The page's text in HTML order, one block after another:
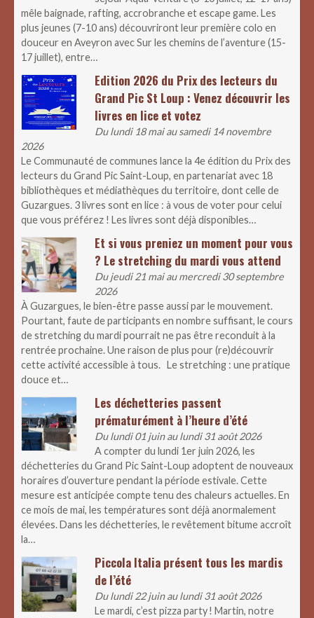
mêle baignade, rafting, accrobranche et escape game. Les
plus jeunes (7-10 ans) découvriront leur première colo en
douceur en Aveyron avec Sur les chemins de l’aventure (15-
17 juillet), entre…
Edition 2026 du Prix des lecteurs du
Grand Pic St Loup : Venez découvrir les
livres en lice et votez
Du lundi 18 mai au samedi 14 novembre
2026
Le Communauté de communes lance la 4e édition du Prix des
lecteurs du Grand Pic Saint-Loup, en partenariat avec 18
bibliothèques et médiathèques du territoire, dont celle de
Guzargues. 3 livres sont en lice : à vous de voter pour celui
que vous préférez ! Les livres sont déjà disponibles…
Et si vous preniez un moment pour vous
? Le stretching du mardi vous attend
Du jeudi 21 mai au mercredi 30 septembre
2026
À Guzargues, le bien-être passe aussi par le mouvement.
Pourtant, faute de participants en nombre suffisant, le cours
de stretching du mardi pourrait ne pas être reconduit à la
rentrée prochaine. Une raison de plus pour (re)découvrir
cette activité accessible à tous. Le stretching : une pratique
douce et…
Les déchetteries passent
prématurément à l’heure d’été
Du lundi 01 juin au lundi 31 août 2026
A compter du lundi 1er juin 2026, les
déchetteries du Grand Pic Saint-Loup adoptent de nouveaux
horaires d’ouverture pendant la période estivale. Cette
mesure est anticipée compte tenu des chaleurs actuelles. En
ce mois de mai, les températures sont déjà anormalement
élevées. Dans les déchetteries, le revêtement bitume accroît
la…
Piccola Italia présent tous les mardis
de l’été
Du lundi 22 juin au lundi 31 août 2026
Le mardi, c’est pizza party ! Martin, notre